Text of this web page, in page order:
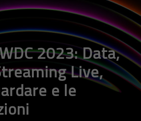
2023: Data,
Live,
e le